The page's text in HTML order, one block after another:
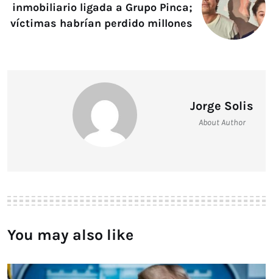
inmobiliario ligada a Grupo Pinca;
víctimas habrían perdido millones
Jorge Solis
About Author
You may also like